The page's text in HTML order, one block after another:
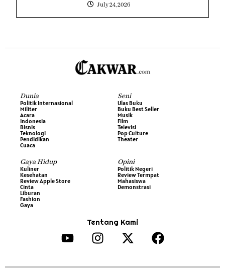
July 24, 2026
Dunia
Politik Internasional
Militer
Acara
Indonesia
Bisnis
Teknologi
Pendidikan
Cuaca
Seni
Ulas Buku
Buku Best Seller
Musik
Film
Televisi
Pop Culture
Theater
Gaya Hidup
Kuliner
Kesehatan
Review Apple Store
Cinta
Liburan
Fashion
Gaya
Opini
Politik Negeri
Review Termpat
Mahasiswa
Demonstrasi
Tentang Kami